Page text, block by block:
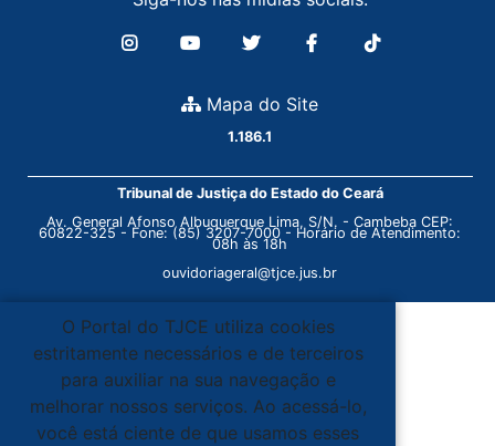
Mapa do Site
1.186.1
Tribunal de Justiça do Estado do Ceará
Av. General Afonso Albuquerque Lima, S/N. - Cambeba CEP:
60822-325 - Fone: (85) 3207-7000 - Horário de Atendimento:
08h às 18h
ouvidoriageral@tjce.jus.br
O Portal do TJCE utiliza cookies
estritamente necessários e de terceiros
para auxiliar na sua navegação e
melhorar nossos serviços. Ao acessá-lo,
você está ciente de que usamos esses